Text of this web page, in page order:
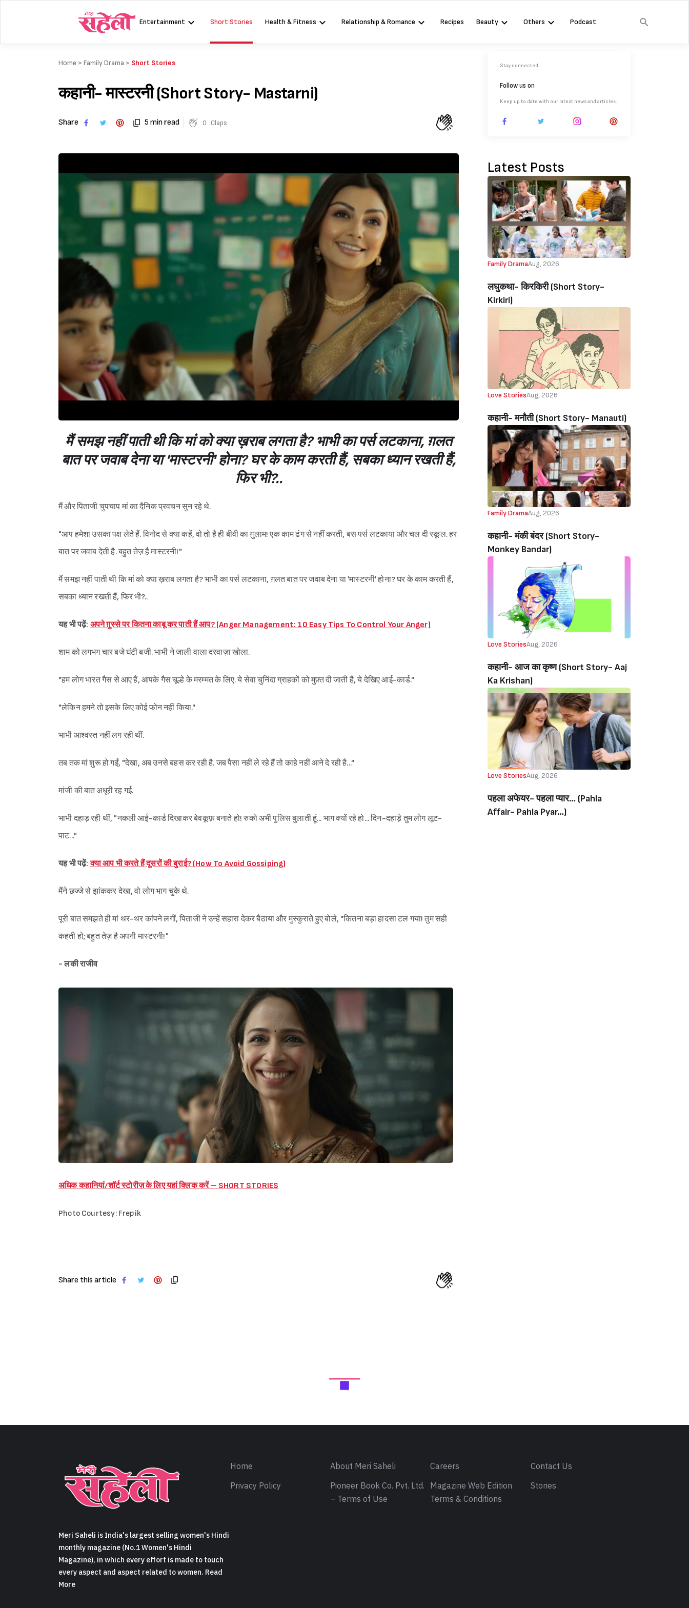
Sign in
Entertainment Short Stories Health & Fitness Relationship & Romance Recipes Beauty Others Podcast
Home > Family Drama > Short Stories
कहानी- मास्टरनी (Short Story- Mastarni)
Share 5 min read 0 Claps
मैं समझ नहीं पाती थी कि मां को क्या ख़राब लगता है? भाभी का पर्स लटकाना, ग़लत
बात पर जवाब देना या 'मास्टरनी' होना? घर के काम करती हैं, सबका ध्यान रखती हैं,
फिर भी?..
मैं और पिताजी चुपचाप मां का दैनिक प्रवचन सुन रहे थे.
"आप हमेशा उसका पक्ष लेते हैं. विनोद से क्या‌ कहें, वो तो है ही बीवी का ग़ुलाम! एक काम ढंग से नहीं करती, बस पर्स लटकाया और चल दी स्कूल. हर
बात पर जवाब देती है. बहुत तेज़ है मास्टरनी!"
मैं समझ नहीं पाती थी कि मां को क्या ख़राब लगता है? भाभी का पर्स लटकाना, ग़लत बात पर जवाब देना या 'मास्टरनी' होना? घर के काम करती हैं,
सबका ध्यान रखती हैं, फिर भी?..
यह भी पढ़ें: अपने ग़ुस्से पर कितना काबू कर पाती हैं आप? (Anger Management: 10 Easy Tips To Control Your Anger)
शाम को लगभग चार बजे घंटी बजी. भाभी ने जाली वाला दरवाज़ा खोला.
"हम लोग भारत गैस से आए हैं, आपके गैस चूल्हे के मरम्मत के लिए. ये सेवा चुनिंदा ग्राहकों को मुफ़्त दी जाती है, ये देखिए आई-कार्ड."
"लेकिन हमने तो इसके लिए कोई फोन नहीं किया."
भाभी आश्वस्त नहीं लग रही थीं.
तब तक मां शुरू हो गईं, "देखा, अब उनसे बहस कर रही है. जब पैसा नहीं ले रहे हैं तो काहे नहीं आने दे रही है..."
मांजी की बात अधूरी रह गई.
भाभी दहाड़ रही थीं, "नकली आई-कार्ड दिखाकर बेवकूफ़ बनाते हो! रुको अभी पुलिस बुलाती हूं... भाग क्यों रहे हो... दिन-दहाड़े तुम लोग लूट-
पाट..."
यह भी पढ़ें:क्या आप भी करते हैं दूसरों की बुराई? (How To Avoid Gossiping)
मैंने छज्जे से झांककर देखा, वो लोग भाग चुके थे.
पूरी बात समझते ही मां थर-थर कांपने लगीं, पिताजी ने उन्हें सहारा देकर बैठाया और मुस्कुराते हुए बोले, "कितना बड़ा हादसा टल गया! तुम सही
कहती हो; बहुत तेज़ है अपनी मास्टरनी!"
- लकी राजीव
अधिक कहानियां/शॉर्ट स्टोरीज़ के लिए यहां क्लिक करें – SHORT STORIES
Photo Courtesy: Frepik
Share this article
Stay connected
Follow us on
Keep up to date with our latest news and articles.
Latest Posts
Family DramaAug, 2026
लघुकथा- किरकिरी (Short Story-
Kirkiri)
Love StoriesAug, 2026
कहानी- मनौती (Short Story- Manauti)
Family DramaAug, 2026
कहानी- मंकी बंदर‌ (Short Story-
Monkey Bandar)
Love StoriesAug, 2026
कहानी- आज का कृष्ण (Short Story- Aaj
Ka Krishan)
Love StoriesAug, 2026
पहला अफेयर- पहला प्यार… (Pahla
Affair- Pahla Pyar…)
Meri Saheli is India's largest selling women's Hindi
monthly magazine (No.1 Women's Hindi
Magazine), in which every effort is made to touch
every aspect and aspect related to women. Read
More
Home About Meri Saheli Careers
Contact Us
Privacy Policy
Pioneer Book Co. Pvt. Ltd.
– Terms of Use
Magazine Web Edition
Terms & Conditions
Stories